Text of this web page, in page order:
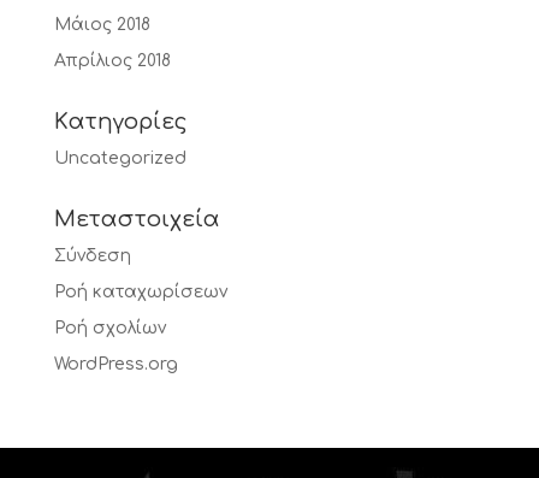
Μάιος 2018
Απρίλιος 2018
Kατηγορίες
Uncategorized
Μεταστοιχεία
Σύνδεση
Ροή καταχωρίσεων
Ροή σχολίων
WordPress.org